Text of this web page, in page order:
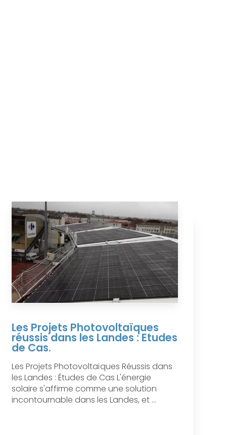
Les Projets Photovoltaïques
réussis dans les Landes : Etudes
de Cas.
Les Projets Photovoltaïques Réussis dans
les Landes : Études de Cas L'énergie
solaire s'affirme comme une solution
incontournable dans les Landes, et ...